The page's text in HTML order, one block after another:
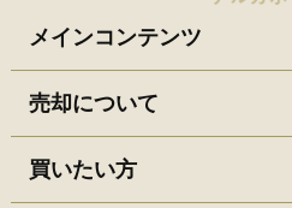
メインコンテンツ
売却について
買いたい方